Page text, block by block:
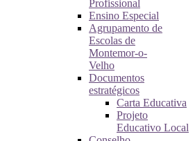
Profissional
Ensino Especial
Agrupamento de
Escolas de
Montemor-o-
Velho
Documentos
estratégicos
Carta Educativa
Projeto
Educativo Local